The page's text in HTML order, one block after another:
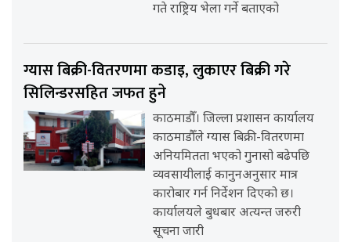
गते राष्ट्रिय भेला गर्ने बताएको
ग्यास बिक्री-वितरणमा कडाइ, लुकाएर बिक्री गरे
सिलिन्डरसहित जफत हुने
काठमाडौँ। जिल्ला प्रशासन कार्यालय
काठमाडौँले ग्यास बिक्री-वितरणमा
अनियमितता भएको गुनासो बढेपछि
व्यवसायीलाई कानुनअनुसार मात्र
कारोबार गर्न निर्देशन दिएको छ।
कार्यालयले बुधबार अत्यन्त जरुरी
सूचना जारी